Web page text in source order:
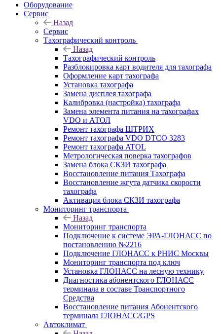
Оборудование
Сервис
Назад
Сервис
Тахографический контроль
Назад
Тахографический контроль
Разблокировка карт водителя для тахографа
Оформление карт тахографа
Установка тахографа
Замена дисплея тахографа
Калибровка (настройка) тахографа
Замена элемента питания на тахографах
VDO и АТОЛ
Ремонт тахографа ШТРИХ
Ремонт тахографа VDO DTCO 3283
Ремонт тахографа ATOL
Метрологическая поверка тахографов
Замена блока СКЗИ тахографа
Восстановление питания Тахографа
Восстановление жгута датчика скорости
тахографа
Активация блока СКЗИ тахографа
Мониторинг транспорта
Назад
Мониторинг транспорта
Подключение к системе ЭРА-ГЛОНАСС по
постановлению №2216
Подключение ГЛОНАСС к РНИС Москвы
Мониторинг транспорта под ключ
Установка ГЛОНАСС на лесную технику
Диагностика абонентского ГЛОНАСС
терминала в составе Транспортного
Средства
Восстановление питания Абонентского
терминала ГЛОНАСС/GPS
Автоклимат